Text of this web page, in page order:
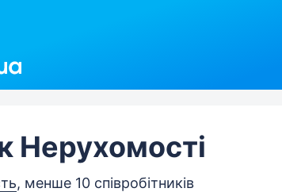
Нерухомості
, менше 10 співробітників